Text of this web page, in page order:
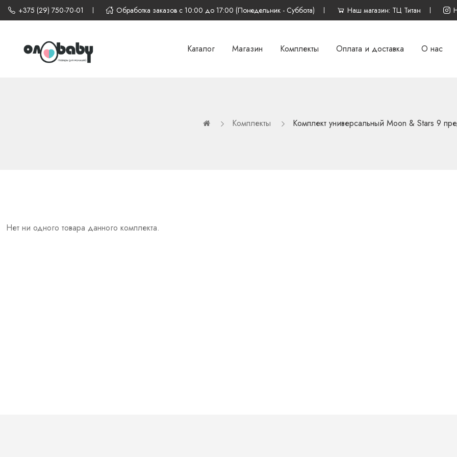
+375 (29) 750-70-01 Обработка заказов с 10:00 до 17:00 (Понедельник - Суббота) Наш магазин: ТЦ Титан
Каталог Магазин Комплекты Оплата и доставка О нас
Комплекты Комплект универсальный Moon & Stars 9
Нет ни одного товара данного комплекта.